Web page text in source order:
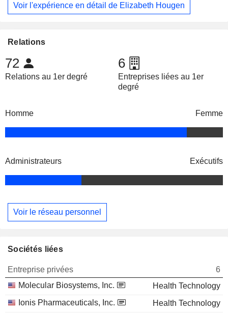
Voir l'expérience en détail de Elizabeth Hougen
Relations
72
Relations au 1er degré
6
Entreprises liées au 1er
degré
Homme Femme
Administrateurs Exécutifs
Voir le réseau personnel
Sociétés liées
Entreprise privées
6
Molecular Biosystems, Inc.
Health Technology
Ionis Pharmaceuticals, Inc.
Health Technology